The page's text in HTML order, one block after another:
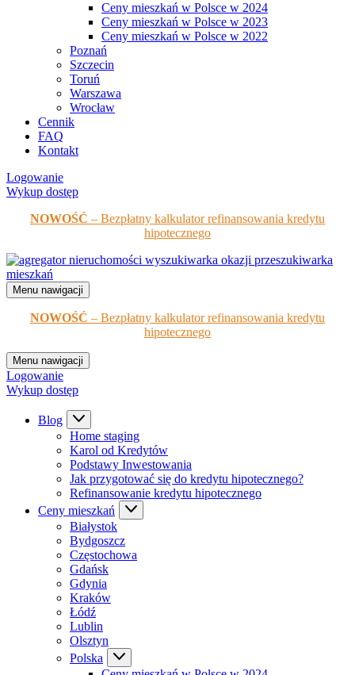
Ceny mieszkań w Polsce w 2024
Ceny mieszkań w Polsce w 2023
Ceny mieszkań w Polsce w 2022
Poznań
Szczecin
Toruń
Warszawa
Wrocław
Cennik
FAQ
Kontakt
Logowanie
Wykup dostęp
NOWOŚĆ – Bezpłatny kalkulator refinansowania kredytu
hipotecznego
Menu nawigacji
NOWOŚĆ – Bezpłatny kalkulator refinansowania kredytu
hipotecznego
Menu nawigacji
Logowanie
Wykup dostęp
Blog
Home staging
Karol od Kredytów
Podstawy Inwestowania
Jak przygotować się do kredytu hipotecznego?
Refinansowanie kredytu hipotecznego
Ceny mieszkań
Białystok
Bydgoszcz
Częstochowa
Gdańsk
Gdynia
Kraków
Łódź
Lublin
Olsztyn
Polska